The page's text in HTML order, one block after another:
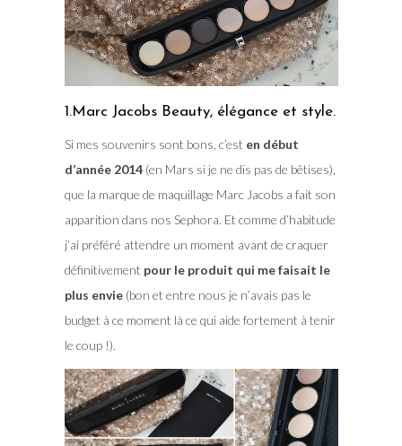
1.Marc Jacobs Beauty, élégance et style.
Si mes souvenirs sont bons, c’est en début
d’année 2014(en Mars si je ne dis pas de bêtises),
que la marque de maquillage Marc Jacobs a fait son
apparition dans nos Sephora. Et comme d’habitude
j’ai préféré attendre un moment avant de craquer
définitivement pour le produit qui me faisait le
plus envie(bon et entre nous je n’avais pas le
budget à ce moment là ce qui aide fortement à tenir
le coup !).